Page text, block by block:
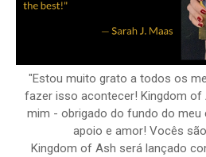
"Estou muito grato a todos os
fazer isso acontecer! Kingdom of
mim - obrigado do fundo do
apoio e amor! Vocês
Kingdom of Ash será lançado